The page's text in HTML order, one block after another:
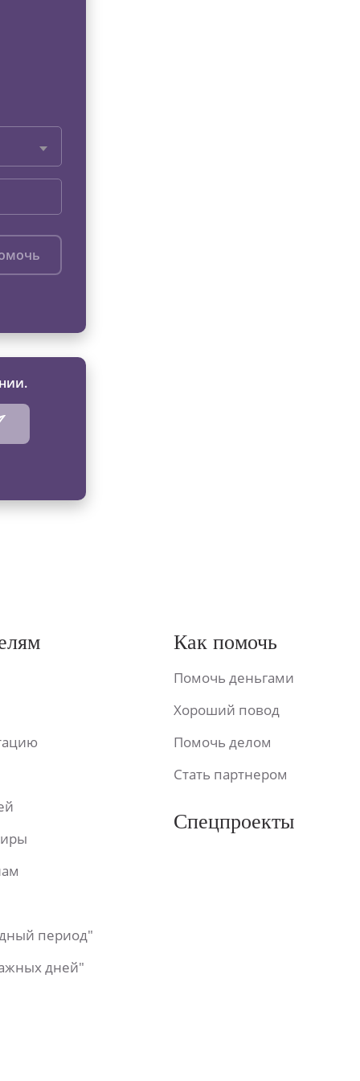
период"
дней"
Как помочь
Помочь деньгами
Хороший повод
Помочь делом
Стать партнером
Спецпроекты